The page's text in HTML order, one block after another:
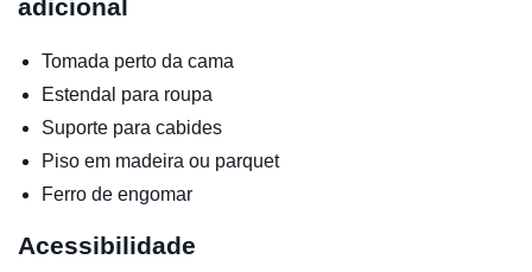
adicional
Tomada perto da cama
Estendal para roupa
Suporte para cabides
Piso em madeira ou parquet
Ferro de engomar
Acessibilidade